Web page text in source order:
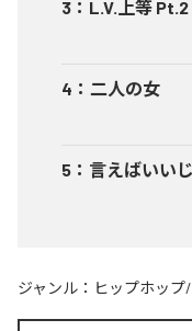
3 ： L.V.上等 Pt.2
4 ： 二人の女
5 ： 言えばいい
ジャンル： ヒップホップ